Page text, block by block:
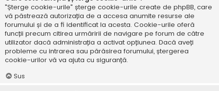
"Șterge cookie-urile" șterge cookie-urile create de phpBB, care
vă păstrează autorizația de a accesa anumite resurse ale
forumului și de a fi identificat la acesta. Cookie-urile oferă
funcții precum citirea urmăririi de navigare pe forum de către
utilizator dacă administrația a activat opțiunea. Dacă aveți
probleme cu intrarea sau părăsirea forumului, ștergerea
cookie-urilor vă va ajuta cu siguranță.
Sus